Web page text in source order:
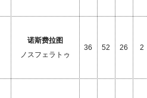
诺斯费拉图
ノスフェラトゥ
36 52 26 2